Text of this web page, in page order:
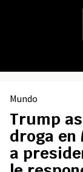
Mundo
Trump
droga
a